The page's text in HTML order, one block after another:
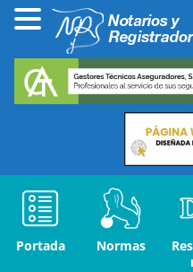
Portada Normas